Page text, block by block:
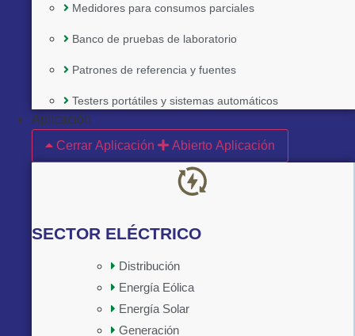
Medidores para consumos parciales
Banco de pruebas de laboratorio
Patrones de referencia y fuentes
Testers portátiles y sistemas automáticos
Aplicación
Cerrar Aplicación
Abierto Aplicación
SECTOR ELÉCTRICO
Distribución
Energía Eólica
Energía Solar
Generación
Implementado por: